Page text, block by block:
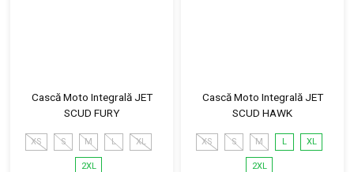
Cască Moto Integrală JET
SCUD FURY
XS S M L XL
2XL
Cască Moto Integrală JET
SCUD HAWK
XS S M L XL
2XL